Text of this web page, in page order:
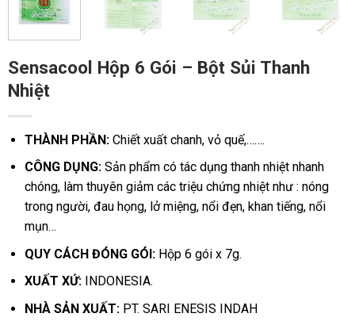
Sensacool Hộp 6 Gói – Bột Sủi Thanh
Nhiệt
THÀNH PHẦN: Chiết xuất chanh, vỏ quế,…….
CÔNG DỤNG: Sản phẩm có tác dụng thanh nhiệt nhanh
chóng, làm thuyên giảm các triệu chứng nhiệt như : nóng
trong người, đau họng, lở miệng, nổi đẹn, khan tiếng, nổi
mụn…
QUY CÁCH ĐÓNG GÓI: Hộp 6 gói x 7g.
XUẤT XỨ:
INDONESIA.
NHÀ SẢN XUẤT: PT. SARI ENESIS INDAH